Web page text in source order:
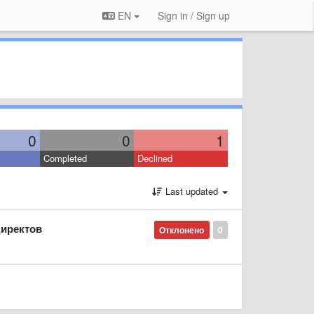
EN Sign in / Sign up
0 0 1
Completed Declined
Last updated
0
Отклонено